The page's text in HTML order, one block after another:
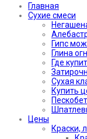
Главная
Сухие смеси
Гипс
Глина
Где
Сухая
Купить
Цены
Краски,